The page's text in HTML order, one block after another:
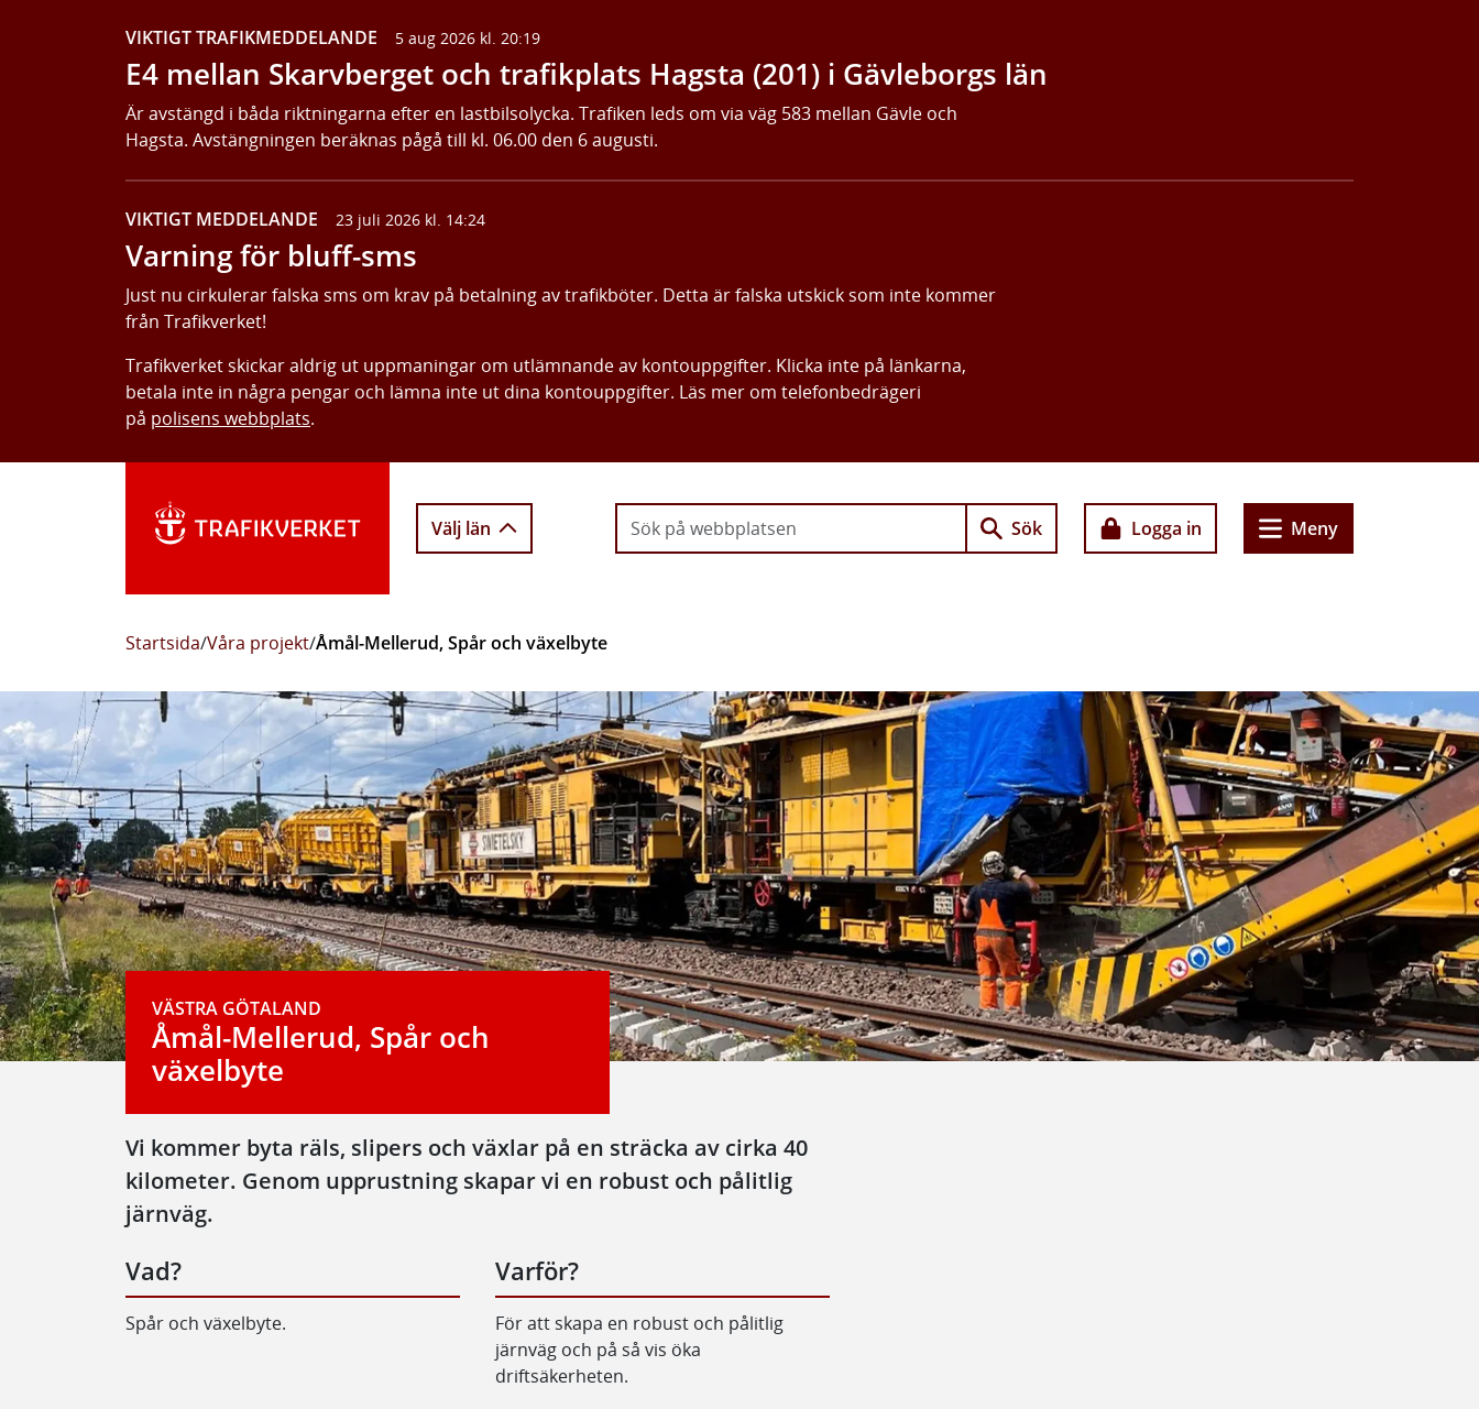
VIKTIGT TRAFIKMEDDELANDE 5 aug 2026 kl. 20:19
E4 mellan Skarvberget och trafikplats Hagsta (201) i Gävleborgs län
Är avstängd i båda riktningarna efter en lastbilsolycka. Trafiken leds om via väg 583 mellan Gävle och
Hagsta. Avstängningen beräknas pågå till kl. 06.00 den 6 augusti.
VIKTIGT MEDDELANDE 23 juli 2026 kl. 14:24
Varning för bluff-sms
Just nu cirkulerar falska sms om krav på betalning av trafikböter. Detta är falska utskick som inte kommer
från Trafikverket!
Trafikverket skickar aldrig ut uppmaningar om utlämnande av kontouppgifter. Klicka inte på länkarna,
betala inte in några pengar och lämna inte ut dina kontouppgifter. Läs mer om telefonbedrägeri
på polisens webbplats.
Välj län Sök Logga in Meny
Startsida/Våra projekt/Åmål-Mellerud, Spår och växelbyte
VÄSTRA GÖTALAND
Åmål-Mellerud, Spår och
växelbyte
Vi kommer byta räls, slipers och växlar på en sträcka av cirka 40
kilometer. Genom upprustning skapar vi en robust och pålitlig
järnväg.
Vad?
Spår och växelbyte.
Varför?
För att skapa en robust och pålitlig
järnväg och på så vis öka
driftsäkerheten.